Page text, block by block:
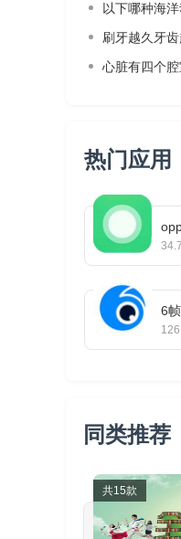
以下哪种海洋动物
刷牙越久牙
心脏有四个腔室
热门应用
6
同类推荐
共15款